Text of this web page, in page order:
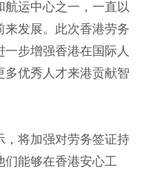
航运中心之一，一直以
来发展。此次香港劳务
步增强香港在国际人
多优秀人才来港贡献智
，将加强对劳务签证持
们能够在香港安心工